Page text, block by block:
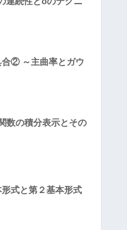
合② ～主曲率とガウ
数の積分表示とその
式と第２基本形式